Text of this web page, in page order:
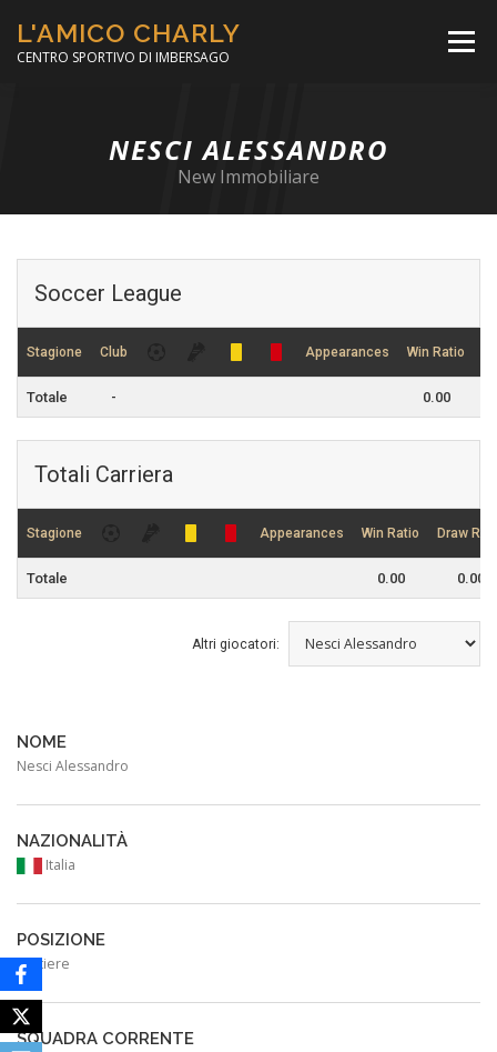
contenuto
L'AMICO CHARLY
CENTRO SPORTIVO DI IMBERSAGO
Menù
SCUOLA TENNIS
NESCI ALESSANDRO
New Immobiliare
Soccer League
Stagione Club Appearances Win Ratio
Totale - 0.00
Totali Carriera
Stagione Appearances Win Ratio Draw
Totale 0.00 0.00
Altri giocatori:
NOME
Nesci Alessandro
NAZIONALITÀ
Italia
POSIZIONE
Portiere
SQUADRA CORRENTE